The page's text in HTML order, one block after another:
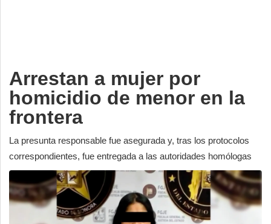
Arrestan a mujer por
homicidio de menor en la
frontera
La presunta responsable fue asegurada y, tras los protocolos
correspondientes, fue entregada a las autoridades homólogas